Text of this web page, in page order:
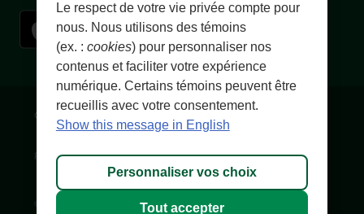
Conditions d'utilisation et notes légales
Personnaliser les témoins Accessibilité Plan du site
© 1996- , Fédération des caisses Desjardins du Québec. Tous
Le respect de votre vie privée compte pour
nous. Nous utilisons des témoins
(ex. : cookies) pour personnaliser nos
contenus et faciliter votre expérience
numérique. Certains témoins peuvent être
recueillis avec votre consentement.
Show this message in English
Personnaliser vos choix
Tout accepter